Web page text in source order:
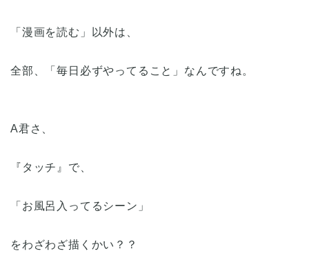
「漫画を読む」以外は、
全部、「毎日必ずやってること」なんですね。
A君さ、
『タッチ』で、
「お風呂入ってるシーン」
をわざわざ描くかい？？